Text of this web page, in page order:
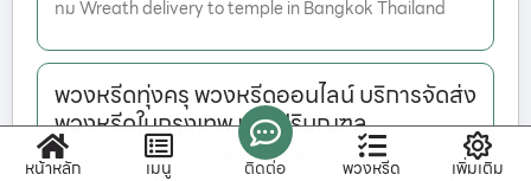
ทม Wreath delivery to temple in Bangkok Thailand
พวงหรีดทุ่งครุ พวงหรีดออนไลน์ บริการจัดส่ง
พวงหรีดในกรุงเทพ และ ปริมณฑล
StyleWreath.com พวงหรีดทุ่งครุ สไตล์หรีด บริการพวงหรีด
หน้าหลัก เมนู ติดต่อ พวงหรีด เพิ่มเติม